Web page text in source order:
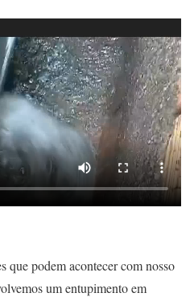
que podem acontecer com nosso
um entupimento em